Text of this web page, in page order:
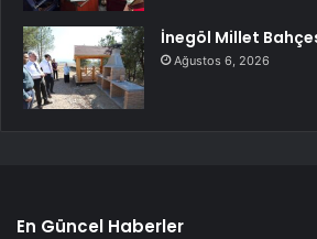
İnegöl Millet
Ağustos 6, 2026
En Güncel Haberler